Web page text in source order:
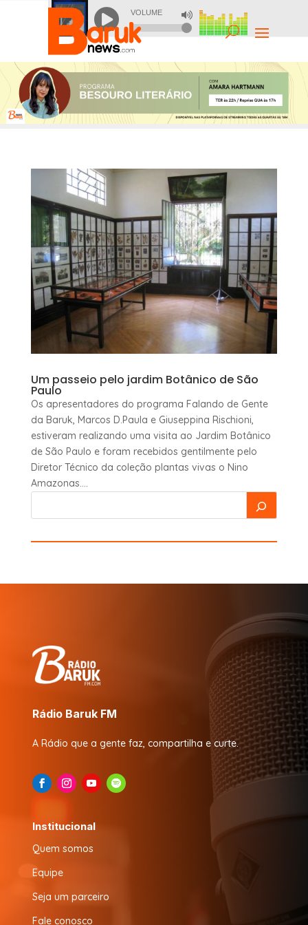
Um passeio pelo jardim Botânico de São
Paulo
Os apresentadores do programa Falando de Gente
da Baruk, Marcos D.Paula e Giuseppina Rischioni,
estiveram realizando uma visita ao Jardim Botânico
de São Paulo e foram recebidos gentilmente pelo
Diretor Técnico da coleção plantas vivas o Nino
Amazonas....
Rádio Baruk FM
A Rádio que a gente faz, compartilha e curte.
Institucional
Quem somos
Equipe
Seja um parceiro
Fale conosco